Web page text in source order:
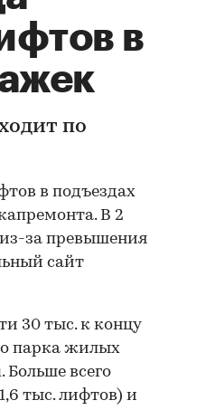
в
по
в подъездах
В 2
за превышения
сайт
30 тыс. к концу
парка жилых
всего
тыс. лифтов) и